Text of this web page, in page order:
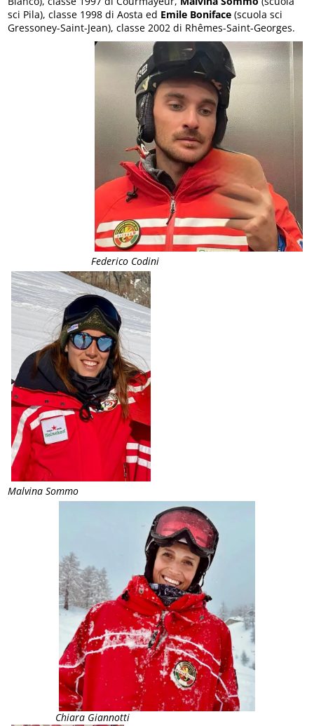
sci Pila), classe 1998 di Aosta ed Emile Boniface (scuola sci
Gressoney-Saint-Jean), classe 2002 di Rhêmes-Saint-Georges.
Federico Codini
Malvina Sommo
Chiara Giannotti